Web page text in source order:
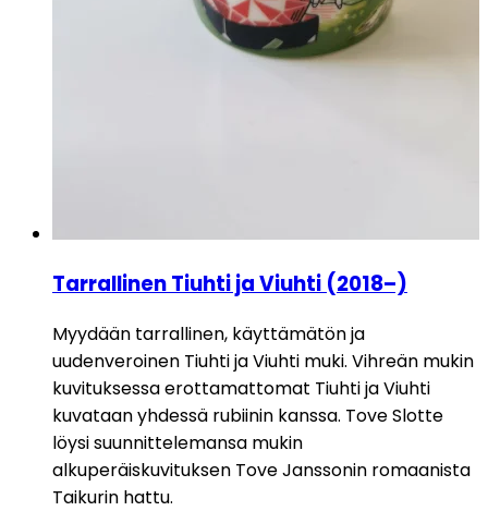
Tarrallinen Tiuhti ja Viuhti (2018–)
Myydään tarrallinen, käyttämätön ja
uudenveroinen Tiuhti ja Viuhti muki. Vihreän mukin
kuvituksessa erottamattomat Tiuhti ja Viuhti
kuvataan yhdessä rubiinin kanssa. Tove Slotte
löysi suunnittelemansa mukin
alkuperäiskuvituksen Tove Janssonin romaanista
Taikurin hattu.